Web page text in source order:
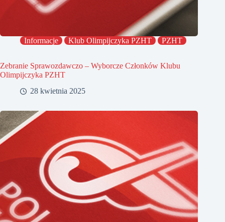
Informacje Klub Olimpijczyka PZHT PZHT
Zebranie Sprawozdawczo – Wyborcze Członków Klubu
Olimpijczyka PZHT
28 kwietnia 2025